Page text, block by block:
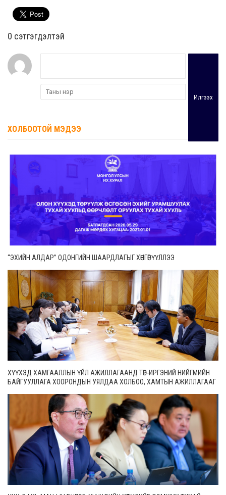
0 cэтгэгдэлтэй
Илгээх
ХОЛБООТОЙ МЭДЭЭ
“ЭХИЙН АЛДАР” ОДОНГИЙН ШААРДЛАГЫГ ХӨНГӨРҮҮЛЛЭЭ
ХҮҮХЭД ХАМГААЛЛЫН ҮЙЛ АЖИЛЛАГААНД ТӨР-ИРГЭНИЙ НИЙГМИЙН
БАЙГУУЛЛАГА ХООРОНДЫН УЯЛДАА ХОЛБОО, ХАМТЫН АЖИЛЛАГААГ